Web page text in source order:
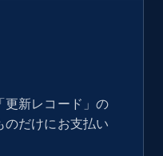
今すぐ購入
更新レコード」の
のだけにお支払い